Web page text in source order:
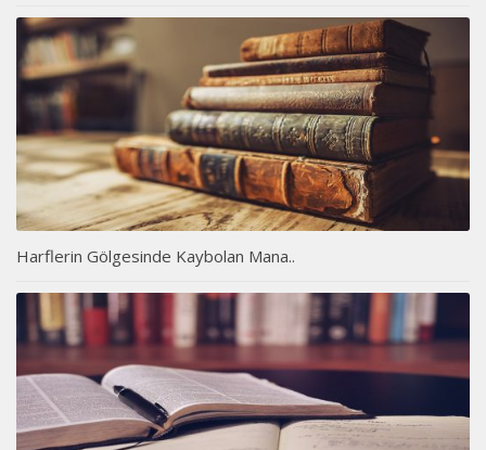
Harflerin Gölgesinde Kaybolan Mana..